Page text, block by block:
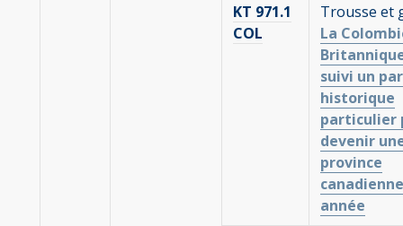
KT 971.1
COL
Trousse et
La
suivi un
historique
particulier
devenir
province
année